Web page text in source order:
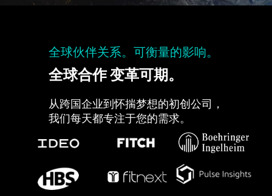
全球伙伴关系。可衡量的影响。
全球合作 变革可期。
从跨国企业到怀揣梦想的初创公司，
我们每天都专注于您的需求。